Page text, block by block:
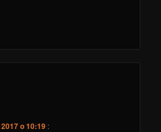
o 10:19 :